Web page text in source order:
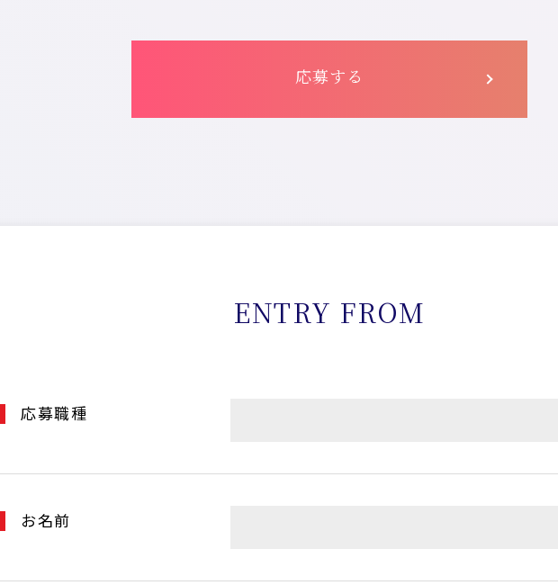
応募する
ENTRY FROM
応募職種
お名前